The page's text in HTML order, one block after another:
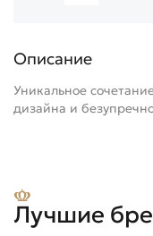
Описание
Уникальное
дизайна и
Лучшие